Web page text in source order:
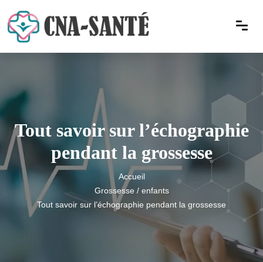
Tout savoir sur l’échographie
pendant la grossesse
Accueil
Grossesse / enfants
Tout savoir sur l’échographie pendant la grossesse